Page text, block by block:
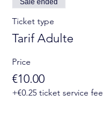
Sale ended
Ticket type
Tarif Adulte
Price
€10.00
+€0.25 ticket service fee